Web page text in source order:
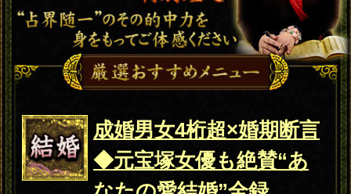
会員価格 1,760円(税込)
通常価格2,200円(税込)